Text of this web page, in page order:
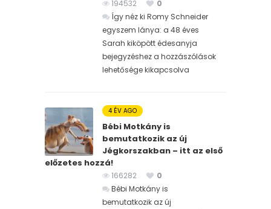
194532
0
Így néz ki Romy Schneider
egyszem lánya: a 48 éves
Sarah kiköpött édesanyja
bejegyzéshez a hozzászólások
lehetősége kikapcsolva
4 ÉV AGO
Bébi Motkány is
bemutatkozik az új
Jégkorszakban – itt az első
előzetes hozzá!
166282
0
Bébi Motkány is
bemutatkozik az új